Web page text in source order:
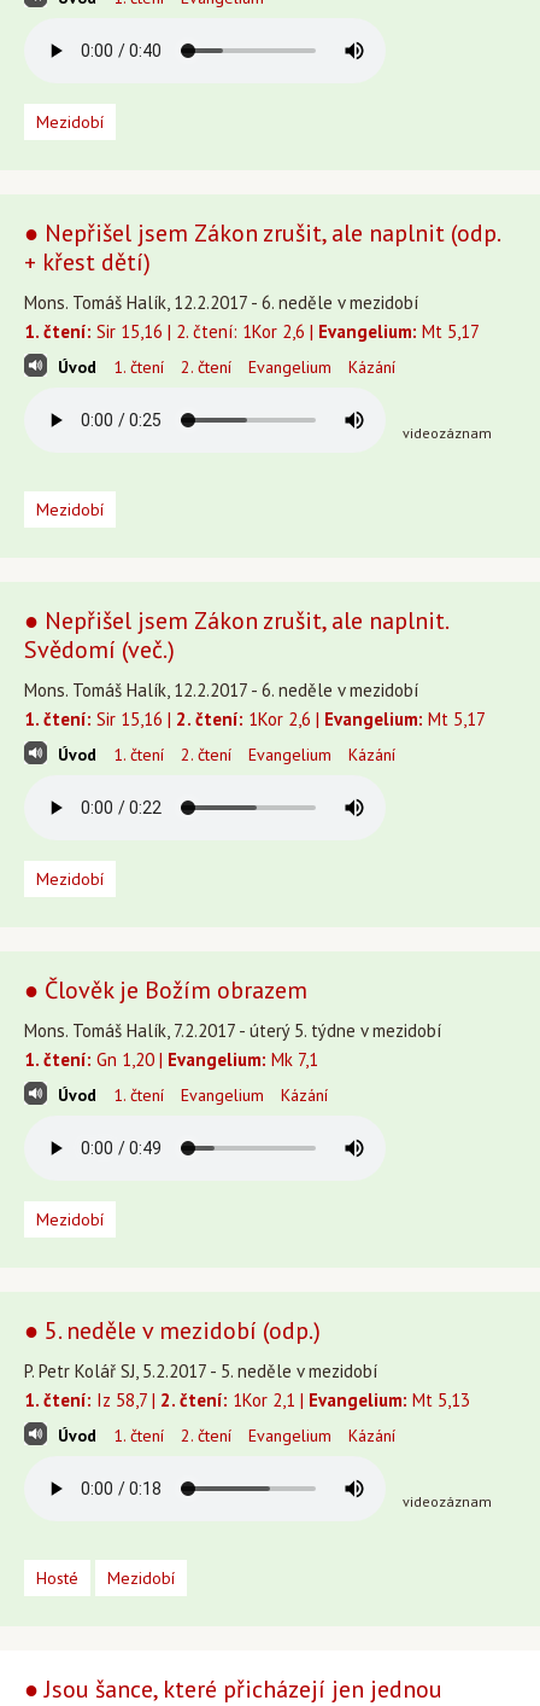
Mezidobí
● Nepřišel jsem Zákon zrušit, ale naplnit (odp.
+ křest dětí)
Mons. Tomáš Halík, 12.2.2017 - 6. neděle v mezidobí
1. čtení: Sir 15,16 | 2. čtení: 1Kor 2,6 | Evangelium: Mt 5,17
Úvod 1. čtení 2. čtení Evangelium Kázání
videozáznam
Mezidobí
● Nepřišel jsem Zákon zrušit, ale naplnit.
Svědomí (več.)
Mons. Tomáš Halík, 12.2.2017 - 6. neděle v mezidobí
1. čtení: Sir 15,16 | 2. čtení: 1Kor 2,6 | Evangelium: Mt 5,17
Úvod 1. čtení 2. čtení Evangelium Kázání
Mezidobí
● Člověk je Božím obrazem
Mons. Tomáš Halík, 7.2.2017 - úterý 5. týdne v mezidobí
1. čtení: Gn 1,20 | Evangelium: Mk 7,1
Úvod 1. čtení Evangelium Kázání
Mezidobí
● 5. neděle v mezidobí (odp.)
P. Petr Kolář SJ, 5.2.2017 - 5. neděle v mezidobí
1. čtení: Iz 58,7 | 2. čtení: 1Kor 2,1 | Evangelium: Mt 5,13
Úvod 1. čtení 2. čtení Evangelium Kázání
videozáznam
Hosté Mezidobí
● Jsou šance, které přicházejí jen jednou